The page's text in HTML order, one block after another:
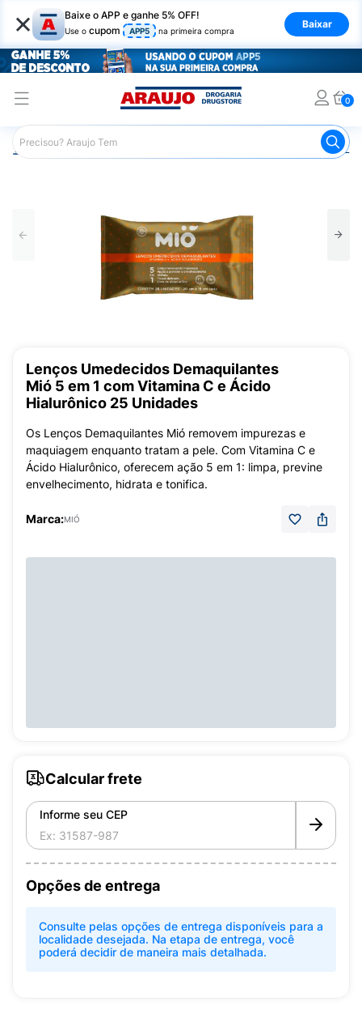
× Baixe o APP e ganhe 5% OFF!
Use o cupom APP5 na primeira compra
Baixar
0
Araujo Beleza e Cuidados Cuidados com o Rosto
Lenços Umedecidos Demaquilantes
Mió 5 em 1 com Vitamina C e Ácido
Hialurônico 25 Unidades
Os Lenços Demaquilantes Mió removem impurezas e
maquiagem enquanto tratam a pele. Com Vitamina C e
Ácido Hialurônico, oferecem ação 5 em 1: limpa, previne
envelhecimento, hidrata e tonifica.
Marca:MIÓ
Calcular frete
Informe seu CEP
Opções de entrega
Consulte pelas opções de entrega disponíveis para a
localidade desejada. Na etapa de entrega, você
poderá decidir de maneira mais detalhada.